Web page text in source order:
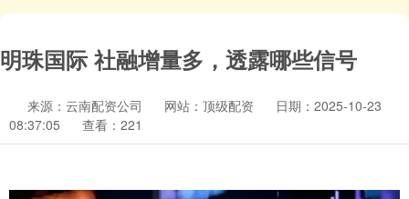
明珠国际 社融增量多，透露哪些信号
来源：云南配资公司 网站：顶级配资
日期：2025-10-23
08:37:05
查看：221